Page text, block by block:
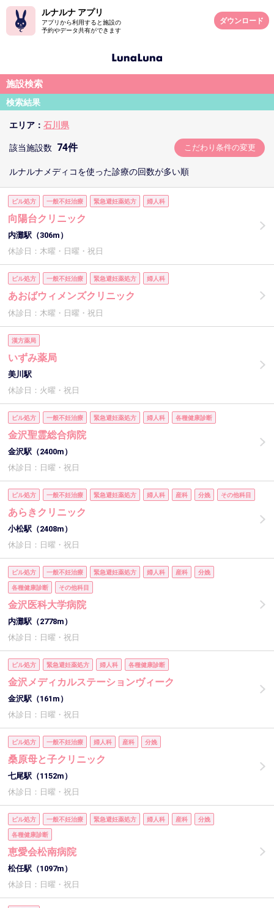
ルナルナ アプリ
アプリから利用すると施設の
予約やデータ共有ができます
ダウンロード
施設検索
検索結果
エリア： 石川県
該当施設数 74件 こだわり条件の変更
ルナルナメディコを使った診療の回数が多い順
ピル処方 一般不妊治療 緊急避妊薬処方 婦人科
向陽台クリニック
内灘駅（306m）
休診日：木曜・日曜・祝日
ピル処方 一般不妊治療 緊急避妊薬処方 婦人科
あおばウィメンズクリニック
休診日：木曜・日曜・祝日
漢方薬局
いずみ薬局
美川駅
休診日：火曜・祝日
ピル処方 一般不妊治療 緊急避妊薬処方 婦人科 各種健康診断
金沢聖霊総合病院
金沢駅（2400m）
休診日：日曜・祝日
ピル処方 一般不妊治療 緊急避妊薬処方 婦人科 産科 分娩 その他科目
あらきクリニック
小松駅（2408m）
休診日：日曜・祝日
ピル処方 一般不妊治療 緊急避妊薬処方 婦人科 産科 分娩
各種健康診断 その他科目
金沢医科大学病院
内灘駅（2778m）
休診日：日曜・祝日
ピル処方 緊急避妊薬処方 婦人科 各種健康診断
金沢メディカルステーションヴィーク
金沢駅（161m）
休診日：日曜・祝日
ピル処方 一般不妊治療 婦人科 産科 分娩
桑原母と子クリニック
七尾駅（1152m）
休診日：日曜・祝日
ピル処方 一般不妊治療 緊急避妊薬処方 婦人科 産科 分娩
各種健康診断
恵愛会松南病院
松任駅（1097m）
休診日：日曜・祝日